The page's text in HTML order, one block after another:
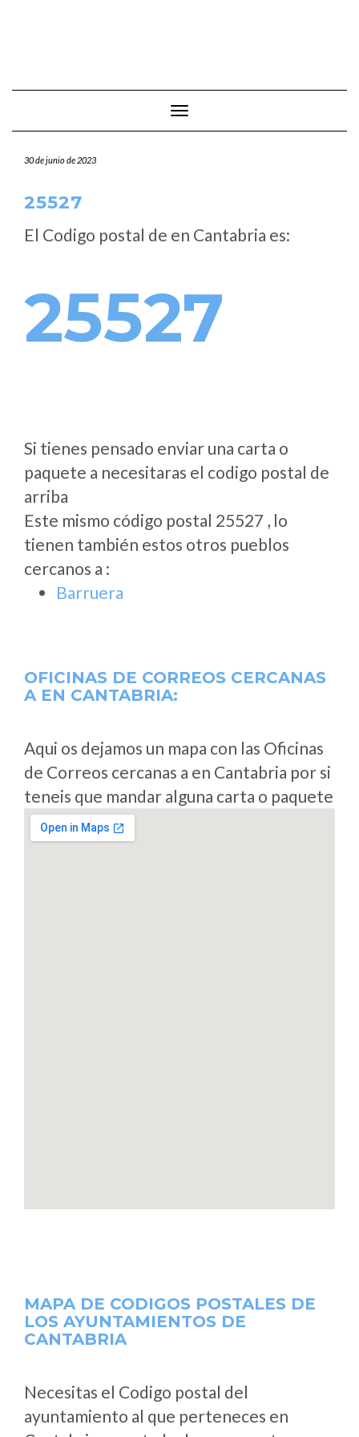
Cambiar modo de navegación
30 de junio de 2023
25527
El Codigo postal de en Cantabria es:
25527
Si tienes pensado enviar una carta o
paquete a necesitaras el codigo postal de
arriba
Este mismo código postal 25527 , lo
tienen también estos otros pueblos
cercanos a :
Barruera
OFICINAS DE CORREOS CERCANAS
A EN CANTABRIA:
Aqui os dejamos un mapa con las Oficinas
de Correos cercanas a en Cantabria por si
teneis que mandar alguna carta o paquete
MAPA DE CODIGOS POSTALES DE
LOS AYUNTAMIENTOS DE
CANTABRIA
Necesitas el Codigo postal del
ayuntamiento al que perteneces en